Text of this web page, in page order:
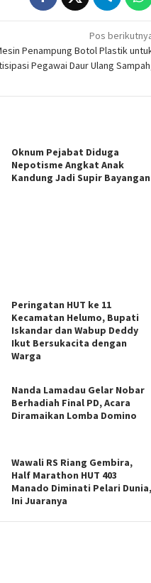
Pos
Penampung Botol Plastik
Pegawai Daur Ulang
Oknum Pejabat Diduga
Nepotisme Angkat Anak
Kandung Jadi Supir Bayangan
Peringatan HUT ke 11
Kecamatan Helumo, Bupati
Iskandar dan Wabup Deddy
Ikut Bersukacita dengan
Warga
Nanda Lamadau Gelar Nobar
Berhadiah Final PD, Acara
Diramaikan Lomba Domino
Wawali RS Riang Gembira,
Half Marathon HUT 403
Manado Diminati Pelari Dunia,
Ini Juaranya